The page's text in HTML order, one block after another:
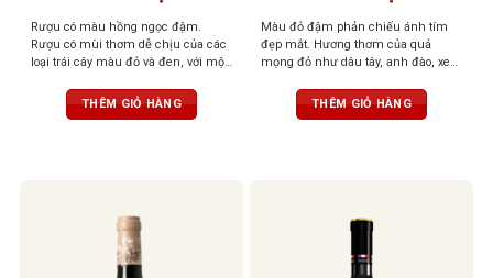
Rượu có màu hồng ngọc đậm.
Rượu có mùi thơm dễ chịu của các
loại trái cây màu đỏ và đen, với một
nhàng. Vòm miệng được tráng rất
cân đối và thể hiện rất nhiều sự
THÊM GIỎ HÀNG
Màu đỏ đậm phản chiếu ánh tím
đẹp mắt. Hương thơm của quả
mọng đỏ như dâu tây, anh đào, xen
hương, tuyết tùng tạo nên một tầng
hương phức hợp, gợi cảm và sống
THÊM GIỎ HÀNG